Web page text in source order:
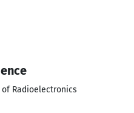
Radioelectronics